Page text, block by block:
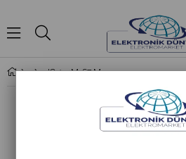
IC-134M-S7 MACARATÖR RK1-06N